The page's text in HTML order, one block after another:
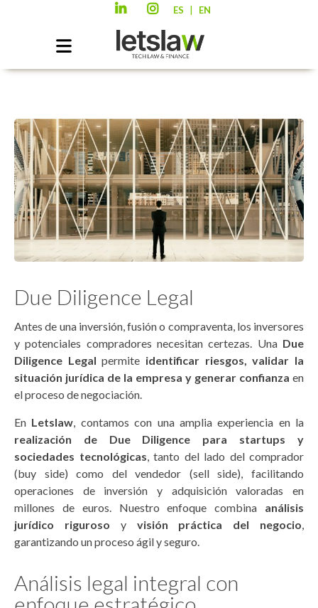
ES EN
Due Diligence Legal
Antes de una inversión, fusión o compraventa, los inversores
y potenciales compradores necesitan certezas. Una Due
Diligence Legal permite identificar riesgos, validar la
situación jurídica de la empresa y generar confianza en
el proceso de negociación.
En Letslaw, contamos con una amplia experiencia en la
realización de Due Diligence para startups y
sociedades tecnológicas, tanto del lado del comprador
(buy side) como del vendedor (sell side), facilitando
operaciones de inversión y adquisición valoradas en
millones de euros. Nuestro enfoque combina análisis
jurídico riguroso y visión práctica del negocio,
garantizando un proceso ágil y seguro.
Análisis legal integral con